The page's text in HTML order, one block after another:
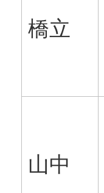
橋立
山中